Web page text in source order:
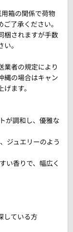
箱の関係で荷物
了承ください。
梱されますが手数
。
者の規定により
縄の場合はキャン
ます。
が調和し、優雅な
ジュエリーのよう
い香りで、幅広く
している方